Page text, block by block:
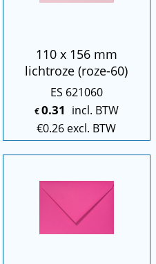
110 x 156 mm
lichtroze (roze-60)
ES 621060
€0.31 incl. BTW
€0.26 excl. BTW